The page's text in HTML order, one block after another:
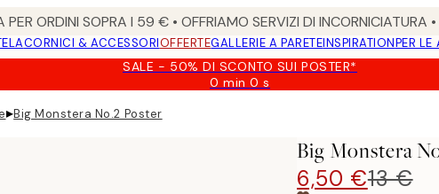
PER ORDINI SOPRA I 59 € • OFFRIAMO SERVIZI DI
CORNICI & ACCESSORIOFFERTEGALLERIE A PARETEINSPIRATIONPER LE
SALE - 50% DI SCONTO SUI POSTER*
0 min0 s
Valido
▸Big Monstera No.2 Poster
Big Monstera
6,50 €13 €